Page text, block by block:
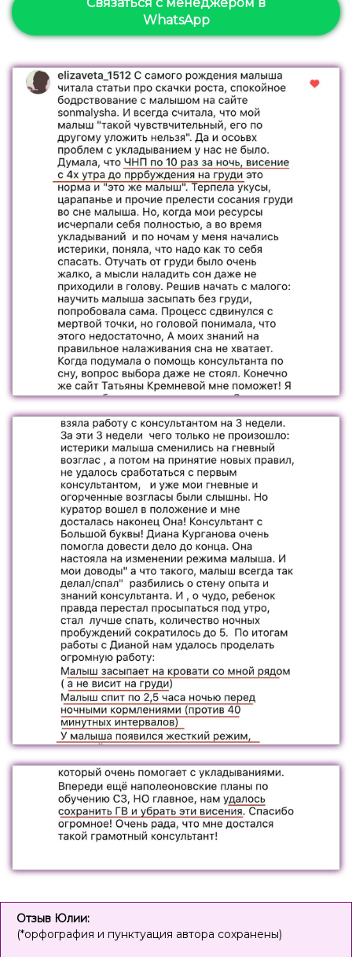
WhatsApp
Отзыв Юлии:
(*орфография и пунктуация автора сохранены)